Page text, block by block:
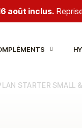
août inclus.
STARTER SMALL